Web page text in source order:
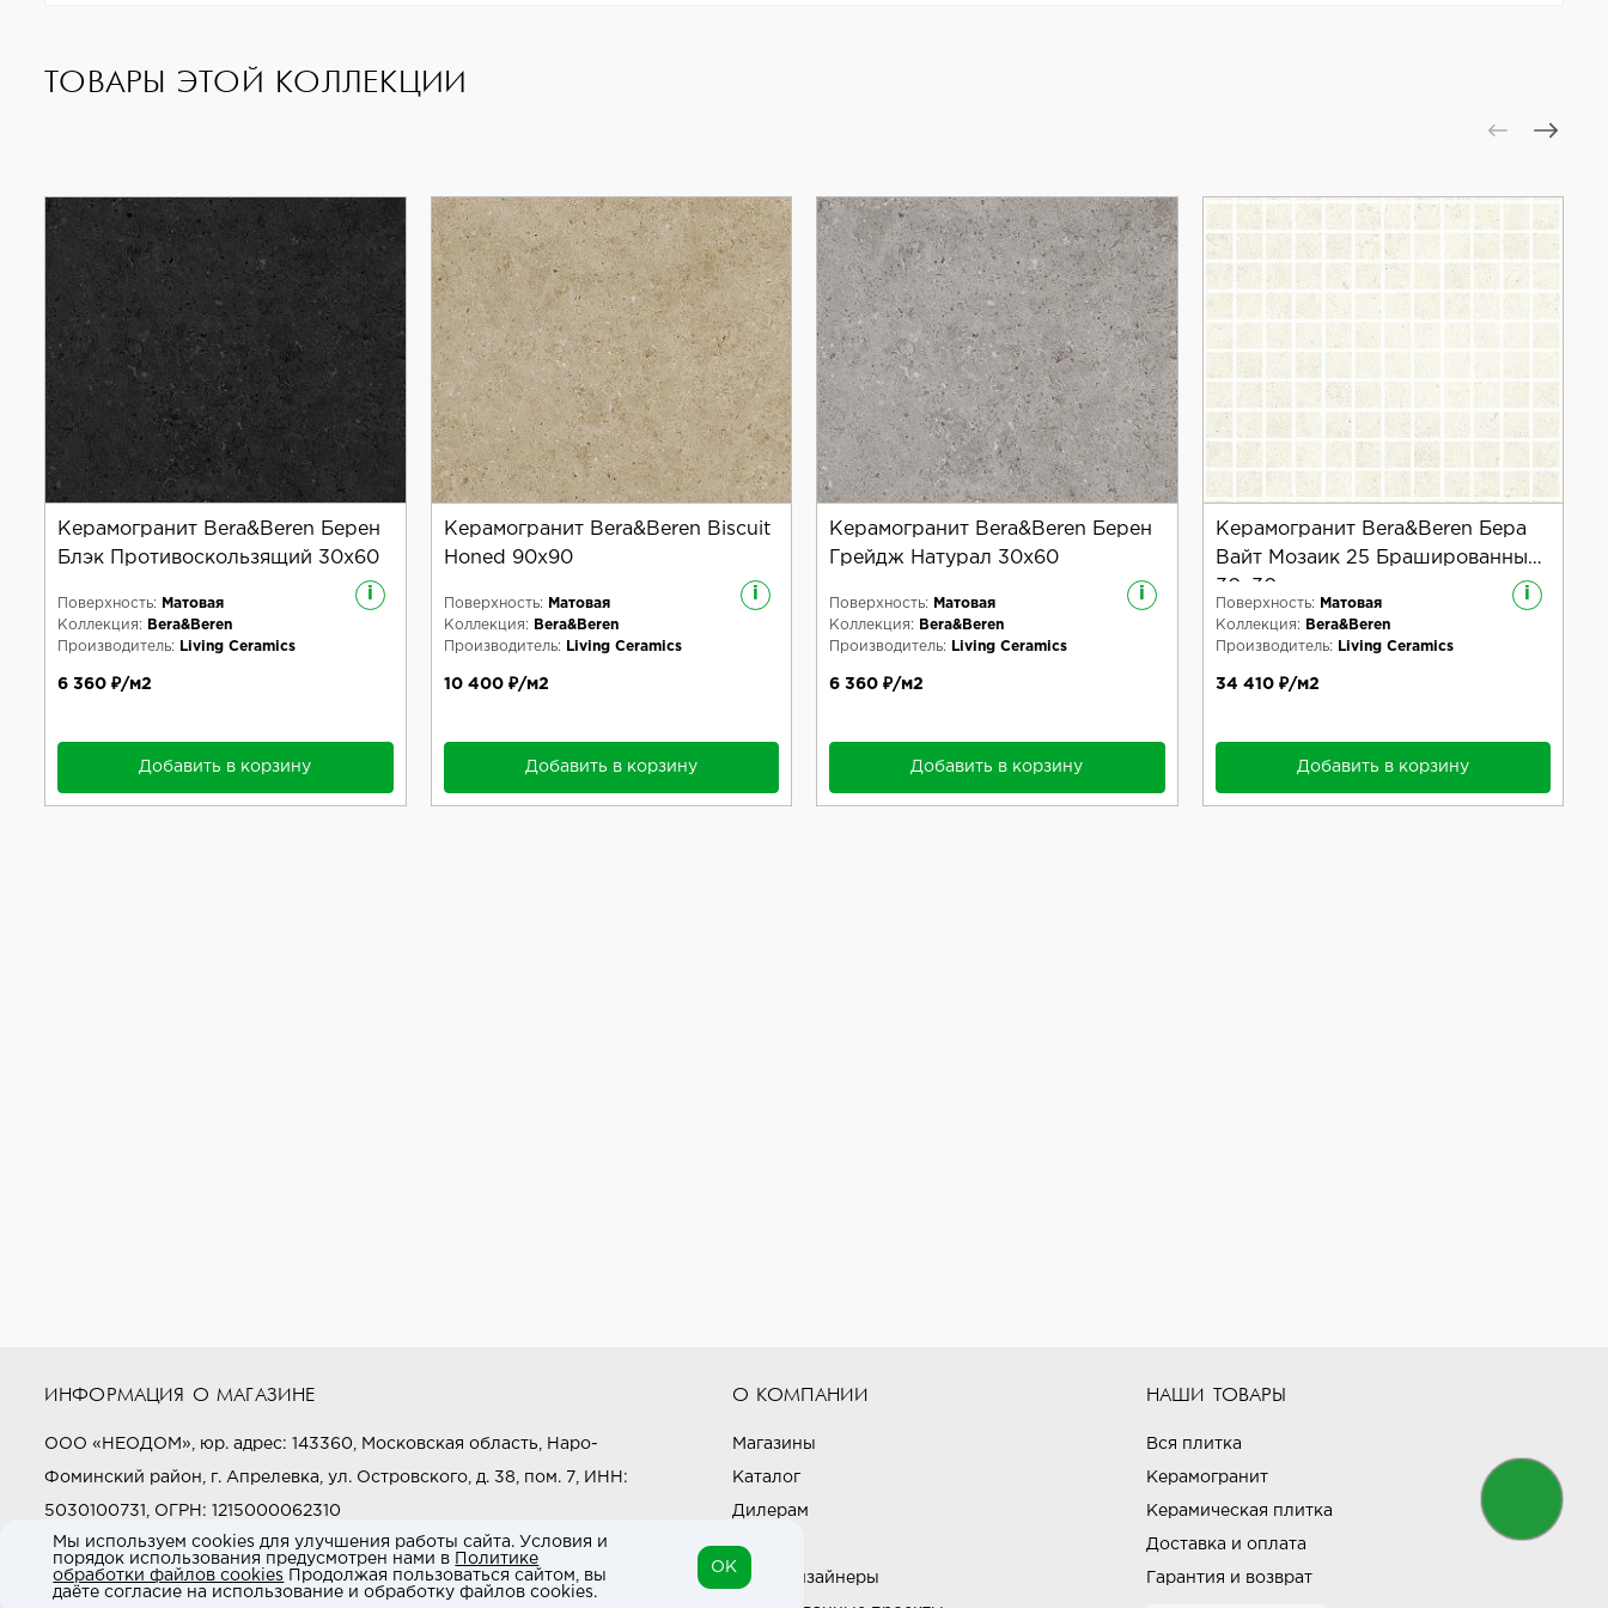
ТОВАРЫ ЭТОЙ КОЛЛЕКЦИИ
Керамогранит Bera&Beren Берен
Блэк Противоскользящий 30x60
i
Поверхность:
Матовая
Коллекция:
Bera&Beren
Производитель:
Living Ceramics
6 360 ₽/м2
Добавить в корзину
Керамогранит Bera&Beren Biscuit
Honed 90x90
i
Поверхность:
Матовая
Коллекция:
Bera&Beren
Производитель:
Living Ceramics
10 400 ₽/м2
Добавить в корзину
Керамогранит Bera&Beren Берен
Грейдж Натурал 30x60
i
Поверхность:
Матовая
Коллекция:
Bera&Beren
Производитель:
Living Ceramics
6 360 ₽/м2
Добавить в корзину
Керамогранит Bera&Beren Бера
Вайт Мозаик 25 Брашированный
30x30
i
Поверхность:
Матовая
Коллекция:
Bera&Beren
Производитель:
Living Ceramics
34 410 ₽/м2
Добавить в корзину
ИНФОРМАЦИЯ О МАГАЗИНЕ
ООО «НЕОДОМ», юр. адрес: 143360, Московская область, Наро-
Фоминский район, г. Апрелевка, ул. Островского, д. 38, пом. 7, ИНН:
5030100731, ОГРН: 1215000062310
Звоните нам:+7 (800) 505-97-97
E-mail: market@neodom.ru
О КОМПАНИИ
Магазины
Каталог
Дилерам
Блог
Наши дизайнеры
НАШИ ТОВАРЫ
Вся плитка
Керамогранит
Керамическая плитка
Доставка и оплата
Гарантия и возврат
Мы используем cookies для улучшения работы сайта. Условия и
порядок использования предусмотрен нами в
Политике
обработки файлов cookies Продолжая пользоваться сайтом, вы
даёте согласие на использование и обработку файлов cookies.
OK